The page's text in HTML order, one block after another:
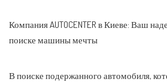
Компания AUTOCENTER в Киеве: Ваш
поиске машины мечты
В поиске подержанного автомобиля,